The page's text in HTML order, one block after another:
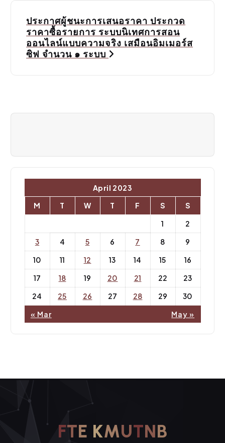
ประกาศผู้ชนะการเสนอราคา ประกวด
ราคาซื้อรายการ ระบบนิเทศการสอน
ออนไลน์แบบความจริง เสมือนอิมเมอร์ส
ซิฟ จำนวน ๑ ระบบ
April 2023
M
T W T F S
S
1
2
3
4 5 6 7 8
9
10
11 12 13 14 15
16
17
18 19 20 21 22
23
24
25 26 27 28 29 30
« Mar May »
FTE KMUTNB